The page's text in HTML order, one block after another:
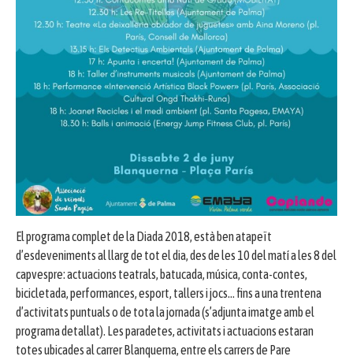
El programa complet de la Diada 2018, està ben atapeït
d’esdeveniments al llarg de tot el dia, des de les 10 del matí a les 8 del
capvespre: actuacions teatrals, batucada, música, conta-contes,
bicicletada, performances, esport, tallers i jocs… fins a una trentena
d’activitats puntuals o de tota la jornada (s’adjunta imatge amb el
programa detallat). Les paradetes, activitats i actuacions estaran
totes ubicades al carrer Blanquerna, entre els carrers de Pare